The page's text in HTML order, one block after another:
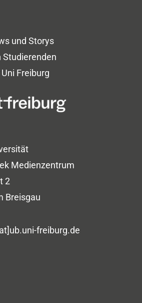
und Storys
Studierenden
Freiburg
Medienzentrum
2
Breisgau
freiburg.de